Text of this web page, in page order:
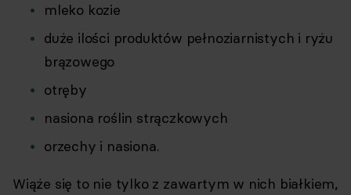
mleko kozie
duże ilości produktów pełnoziarnistych i ryżu
brązowego
otręby
nasiona roślin strączkowych
orzechy i nasiona.
Wiąże się to nie tylko z zawartym w nich białkiem,